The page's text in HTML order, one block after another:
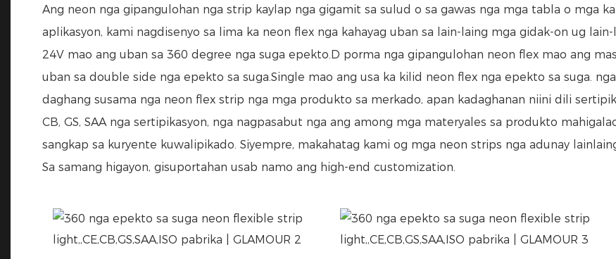
Ang neon nga gipangulohan nga strip kaylap nga gigamit sa sulud o sa gawas nga mga tabla o mga
aplikasyon, kami nagdisenyo sa lima ka neon flex nga kahayag uban sa lain-laing mga gidak-on ug
24V mao ang uban sa 360 degree nga suga epekto.D porma nga gipangulohan neon flex mao ang
uban sa double side nga epekto sa suga.Single mao ang usa ka kilid neon flex nga epekto sa suga.
daghang susama nga neon flex strip nga mga produkto sa merkado, apan kadaghanan niini dili
CB, GS, SAA nga sertipikasyon, nga nagpasabut nga ang among mga materyales sa produkto
sangkap sa kuryente kuwalipikado. Siyempre, makahatag kami og mga neon strips nga adunay
Sa samang higayon, gisuportahan usab namo ang high-end customization.